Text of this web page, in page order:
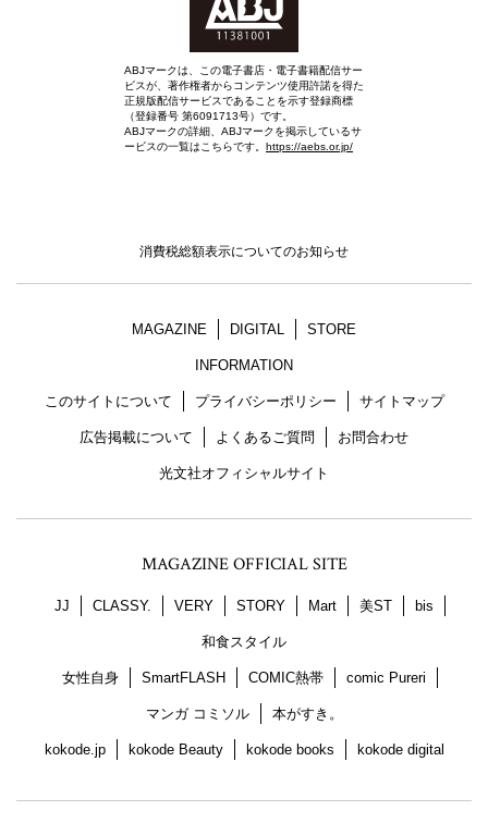
ABJマークは、この電子書店・電子書籍配信サー
ビスが、著作権者からコンテンツ使用許諾を得た
正規版配信サービスであることを示す登録商標
（登録番号 第6091713号）です。
ABJマークの詳細、ABJマークを掲示しているサ
ービスの一覧はこちらです。 https://aebs.or.jp/
消費税総額表示についてのお知らせ
MAGAZINE DIGITAL STORE
INFORMATION
このサイトについて プライバシーポリシー サイトマップ
広告掲載について よくあるご質問 お問合わせ
光文社オフィシャルサイト
MAGAZINE OFFICIAL SITE
JJ CLASSY. VERY STORY Mart 美ST bis
和食スタイル
女性自身 SmartFLASH COMIC熱帯 comic Pureri
マンガ コミソル 本がすき。
kokode.jp kokode Beauty kokode books kokode digital